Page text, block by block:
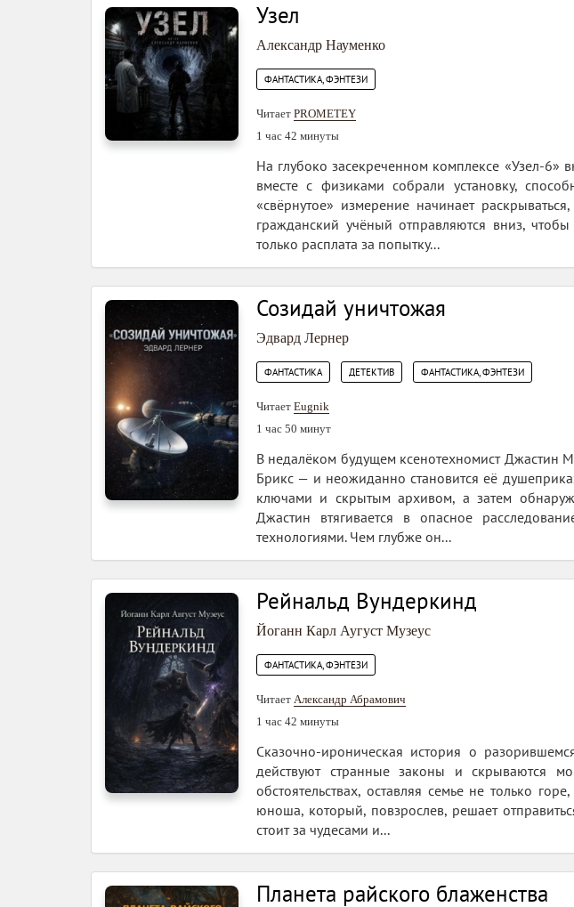
Узел
Александр Науменко
ФАНТАСТИКА, ФЭНТЕЗИ
Читает PROMETEY
1 час 42 минуты
На глубоко засекреченном комплексе «Узел-6»
вместе с физиками собрали установку,
«свёрнутое» измерение начинает
гражданский учёный отправляются вниз,
только расплата за попытку...
Созидай уничтожая
Эдвард Лернер
ФАНТАСТИКА ДЕТЕКТИВ ФАНТАСТИКА, ФЭНТЕЗИ
Читает Eugnik
1 час 50 минут
В недалёком будущем ксенотехномист Джастин
Брикс — и неожиданно становится её
ключами и скрытым архивом, а затем
Джастин втягивается в опасное
технологиями. Чем глубже он...
Рейнальд Вундеркинд
Йоганн Карл Аугуст Музеус
ФАНТАСТИКА, ФЭНТЕЗИ
Читает Александр Абрамович
1 час 42 минуты
Сказочно-ироническая история о
действуют странные законы и скрываются
обстоятельствах, оставляя семье не только
юноша, который, повзрослев, решает
стоит за чудесами и...
Планета райского блаженства